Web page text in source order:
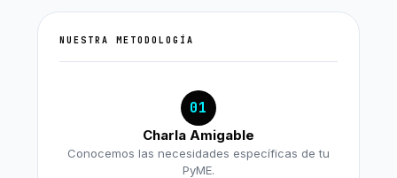
NUESTRA METODOLOGÍA
01
Charla Amigable
Conocemos las necesidades específicas de tu
PyME.